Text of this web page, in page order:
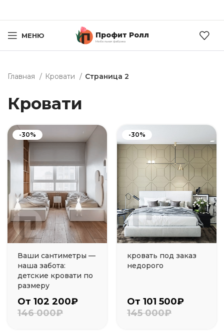
МЕНЮ Профит Ролл
Мебельная фабрика
Главная Кровати Страница 2
Кровати
-30%
Ваши сантиметры —
наша забота:
детские кровати по
размеру
От 102 200₽
146 000₽
-30%
кровать под заказ
недорого
От 101 500₽
145 000₽